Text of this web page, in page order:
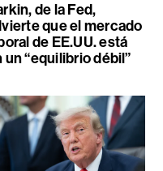
de la Fed,
que el mercado
de EE.UU. está
un “equilibrio débil”